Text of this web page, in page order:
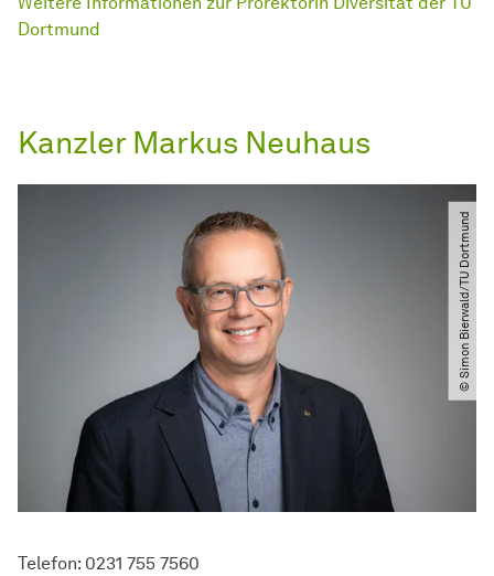
Dortmund
Kanzler Markus Neuhaus
© Simon Bierwald​​/​​TU Dortmund
Telefon: 0231 755 7560